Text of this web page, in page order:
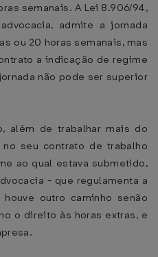
semanais. A Lei 8.906/94,
admite a jornada
ou 20 horas semanais, mas
a indicação de regime
não pode ser superior
além de trabalhar mais do
seu contrato de trabalho
ao qual estava submetido,
- que regulamenta a
outro caminho senão
o direito às horas extras, e